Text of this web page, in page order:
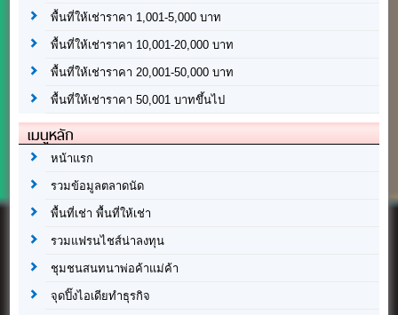
พื้นที่ให้เช่าราคา 1,001-5,000 บาท
พื้นที่ให้เช่าราคา 10,001-20,000 บาท
พื้นที่ให้เช่าราคา 20,001-50,000 บาท
พื้นที่ให้เช่าราคา 50,001 บาทขึ้นไป
เมนูหลัก
หน้าแรก
รวมข้อมูลตลาดนัด
พื้นที่เช่า พื้นที่ให้เช่า
รวมแฟรนไชส์น่าลงทุน
ชุมชนสนทนาพ่อค้าแม่ค้า
จุดปิ๊งไอเดียทำธุรกิจ